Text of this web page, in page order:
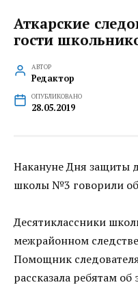
Аткарские
гости
АВТОР
Редактор
ОПУБЛИКОВАНО
28.05.2019
Накануне Дня защиты
школы №3 говорили
Десятиклассники
межрайонном
Помощник
рассказала ребятам об